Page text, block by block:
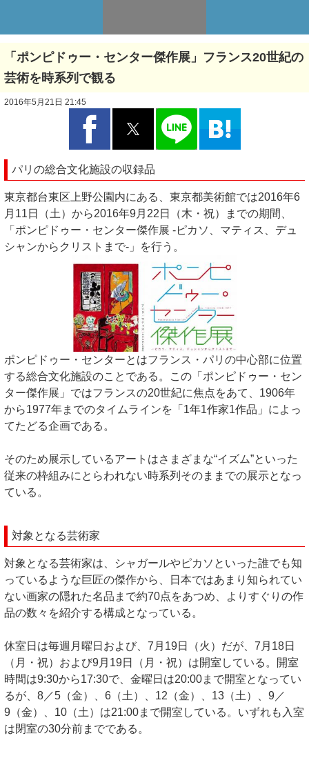
「ポンピドゥー・センター傑作展」フランス20世紀の
芸術を時系列で観る
2016年5月21日 21:45
パリの総合文化施設の収録品
東京都台東区上野公園内にある、東京都美術館では2016年6
月11日（土）から2016年9月22日（木・祝）までの期間、
「ポンピドゥー・センター傑作展 -ピカソ、マティス、デュ
シャンからクリストまで-」を行う。
ポンピドゥー・センターとはフランス・パリの中心部に位置
する総合文化施設のことである。この「ポンピドゥー・セン
ター傑作展」ではフランスの20世紀に焦点をあて、1906年
から1977年までのタイムラインを「1年1作家1作品」によっ
てたどる企画である。
そのため展示しているアートはさまざまな“イズム”といった
従来の枠組みにとらわれない時系列そのままでの展示となっ
ている。
対象となる芸術家
対象となる芸術家は、シャガールやピカソといった誰でも知
っているような巨匠の傑作から、日本ではあまり知られてい
ない画家の隠れた名品まで約70点をあつめ、よりすぐりの作
品の数々を紹介する構成となっている。
休室日は毎週月曜日および、7月19日（火）だが、7月18日
（月・祝）および9月19日（月・祝）は開室している。開室
時間は9:30から17:30で、金曜日は20:00まで開室となってい
るが、8／5（金）、6（土）、12（金）、13（土）、9／
9（金）、10（土）は21:00まで開室している。いずれも入室
は閉室の30分前までである。